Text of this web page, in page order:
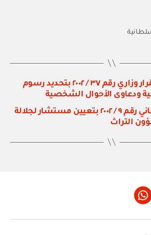
وزارة العدل: قرار وزاري رقم ٣٧ / ٢٠٠٢ بتحديد رسوم
ودعاوى الأحوال الشخصية
مرسوم سلطاني رقم ٩ / ٢٠٠٢ بتعيين مستشار لجلالة
التراث
Whatsapp